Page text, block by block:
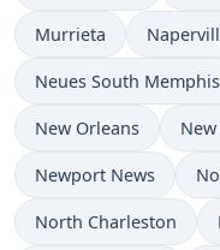
Murrieta
Neues South Memphis
New Orleans
Newport News
North Charleston